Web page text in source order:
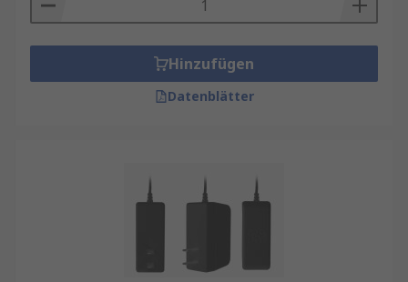
Hinzufügen
Datenblätter